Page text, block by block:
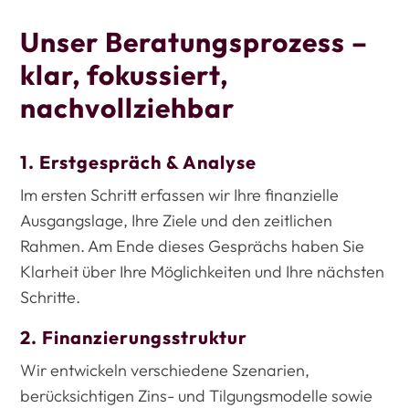
Unser Beratungsprozess –
klar, fokussiert,
nachvollziehbar
1. Erstgespräch & Analyse
Im ersten Schritt erfassen wir Ihre finanzielle
Ausgangslage, Ihre Ziele und den zeitlichen
Rahmen. Am Ende dieses Gesprächs haben Sie
Klarheit über Ihre Möglichkeiten und Ihre nächsten
Schritte.
2. Finanzierungsstruktur
Wir entwickeln verschiedene Szenarien,
berücksichtigen Zins- und Tilgungsmodelle sowie